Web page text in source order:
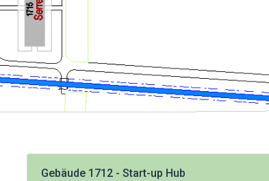
Gebäude 1712 - Start-up Hub